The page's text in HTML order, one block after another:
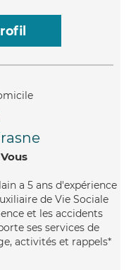
a 5 ans d'expérience
de Vie Sociale
et les accidents
ses services de
activités et rappels*